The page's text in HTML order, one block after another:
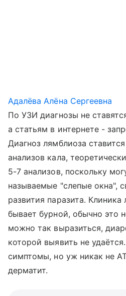
Адалёва Алёна Сергеевна
По УЗИ диагнозы не
а статьям в интернете -
Диагноз лямблиоза
анализов кала,
5-7 анализов, поскольку
называемые "слепые окна",
развития паразита.
бывает бурной, обычно это
можно так выразиться,
которой выявить не
симптомы, но уж никак не
дерматит.